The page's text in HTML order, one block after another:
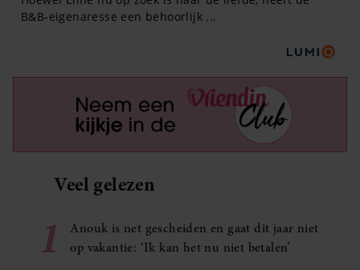
Veel gelezen
1
Anouk is net gescheiden en gaat dit jaar niet
op vakantie: ‘Ik kan het nu niet betalen’